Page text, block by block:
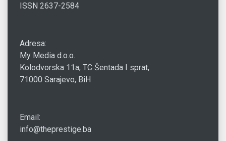
ISSN 2637-2584
Adresa:
My Media d.o.o.
Kolodvorska 11a, TC Šentada I sprat,
71000 Sarajevo, BiH
Email:
info@theprestige.ba